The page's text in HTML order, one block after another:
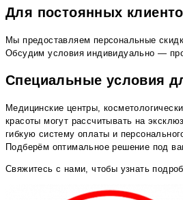
Для постоянных
Мы предоставляем персональные
Обсудим условия индивидуально —
Специальные условия
Медицинские центры,
красоты могут рассчитывать на
гибкую систему оплаты и
Подберём оптимальное решение под
Свяжитесь с нами, чтобы узнать